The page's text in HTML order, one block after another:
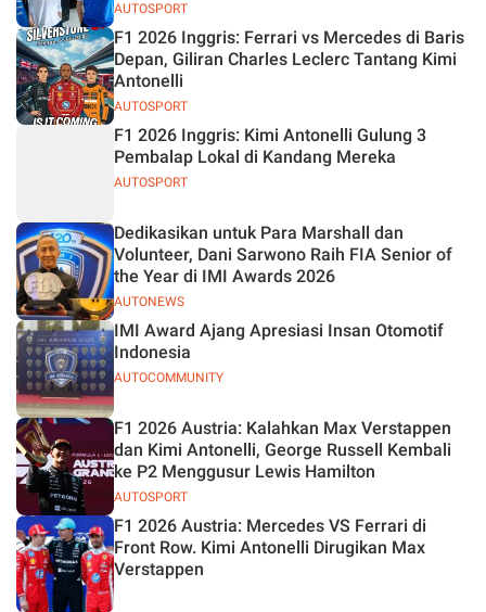
AUTOSPORT
AUTOSPORT
F1 2026 Inggris: Ferrari vs Mercedes di Baris
Depan, Giliran Charles Leclerc Tantang Kimi
Antonelli
AUTOSPORT
F1 2026 Inggris: Kimi Antonelli Gulung 3
Pembalap Lokal di Kandang Mereka
AUTONEWS
Dedikasikan untuk Para Marshall dan
Volunteer, Dani Sarwono Raih FIA Senior of
the Year di IMI Awards 2026
AUTOCOMMUNITY
IMI Award Ajang Apresiasi Insan Otomotif
Indonesia
AUTOSPORT
F1 2026 Austria: Kalahkan Max Verstappen
dan Kimi Antonelli, George Russell Kembali
ke P2 Menggusur Lewis Hamilton
F1 2026 Austria: Mercedes VS Ferrari di
Front Row. Kimi Antonelli Dirugikan Max
Verstappen